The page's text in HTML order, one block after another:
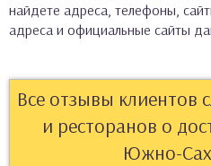
найдете адреса, телефоны,
адреса и официальные сайты
Все отзывы клиентов
и ресторанов о
Южно-